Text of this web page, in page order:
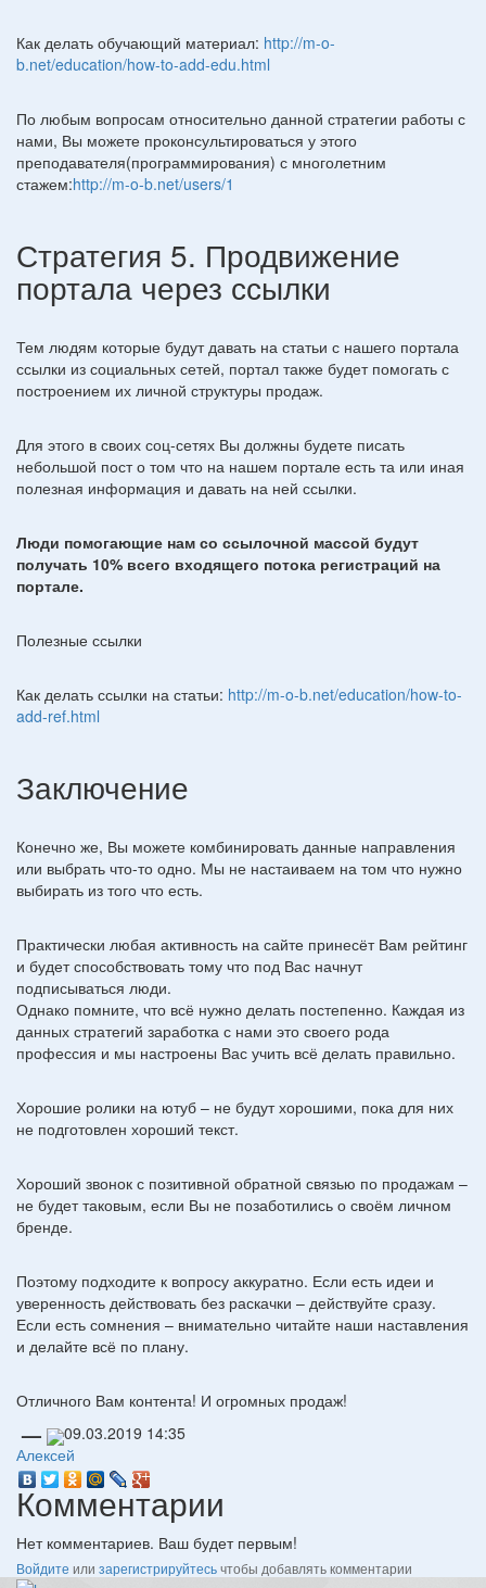
Как делать обучающий материал: http://m-o-
b.net/education/how-to-add-edu.html
По любым вопросам относительно данной стратегии работы с
нами, Вы можете проконсультироваться у этого
преподавателя(программирования) с многолетним
стажем:http://m-o-b.net/users/1
Стратегия 5. Продвижение
портала через ссылки
Тем людям которые будут давать на статьи с нашего портала
ссылки из социальных сетей, портал также будет помогать с
построением их личной структуры продаж.
Для этого в своих соц-сетях Вы должны будете писать
небольшой пост о том что на нашем портале есть та или иная
полезная информация и давать на ней ссылки.
Люди помогающие нам со ссылочной массой будут
получать 10% всего входящего потока регистраций на
портале.
Полезные ссылки
Как делать ссылки на статьи: http://m-o-b.net/education/how-to-
add-ref.html
Заключение
Конечно же, Вы можете комбинировать данные направления
или выбрать что-то одно. Мы не настаиваем на том что нужно
выбирать из того что есть.
Практически любая активность на сайте принесёт Вам рейтинг
и будет способствовать тому что под Вас начнут
подписываться люди.
Однако помните, что всё нужно делать постепенно. Каждая из
данных стратегий заработка с нами это своего рода
профессия и мы настроены Вас учить всё делать правильно.
Хорошие ролики на ютуб – не будут хорошими, пока для них
не подготовлен хороший текст.
Хороший звонок с позитивной обратной связью по продажам –
не будет таковым, если Вы не позаботились о своём личном
бренде.
Поэтому подходите к вопросу аккуратно. Если есть идеи и
уверенность действовать без раскачки – действуйте сразу.
Если есть сомнения – внимательно читайте наши наставления
и делайте всё по плану.
Отличного Вам контента! И огромных продаж!
— 09.03.2019 14:35
Алексей
Комментарии
Нет комментариев. Ваш будет первым!
Войдите или зарегистрируйтесьчтобы добавлять комментарии